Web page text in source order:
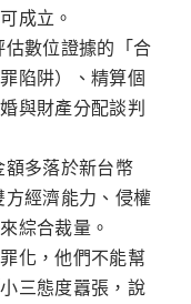
成立。
數位證據的「合
陷阱）、精算個
與財產分配談判
額多落於新台幣
經濟能力、侵權
綜合裁量。
化，他們不能幫
三態度囂張，說